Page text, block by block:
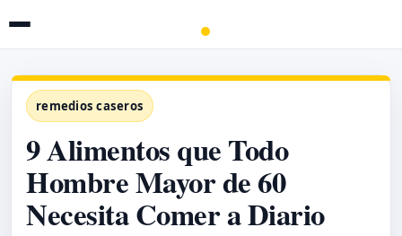
remedios caseros
9 Alimentos que Todo
Hombre Mayor de 60
Necesita Comer a Diario